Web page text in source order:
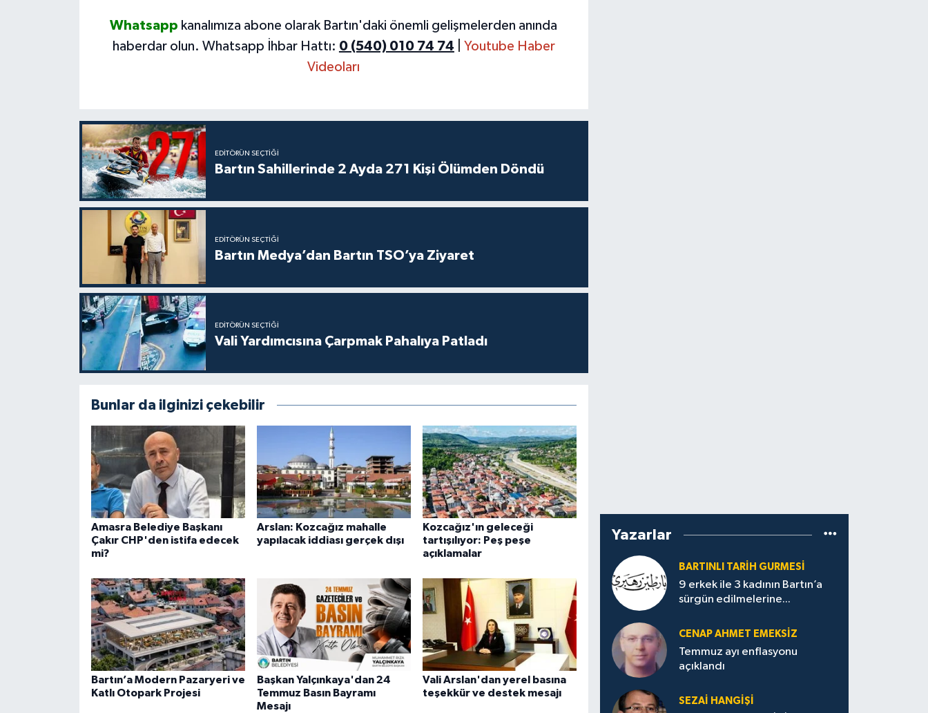
Whatsapp kanalımıza abone olarak Bartın'daki önemli gelişmelerden anında
haberdar olun. Whatsapp İhbar Hattı: 0 (540) 010 74 74
Youtube Haber
Videoları
EDITÖRÜN SEÇTIĞI
Bartın Sahillerinde 2 Ayda 271 Kişi Ölümden Döndü
EDITÖRÜN SEÇTIĞI
Bartın Medya’dan Bartın TSO’ya Ziyaret
EDITÖRÜN SEÇTIĞI
Vali Yardımcısına Çarpmak Pahalıya Patladı
Bunlar da ilginizi çekebilir
Amasra Belediye Başkanı
Çakır CHP'den istifa edecek
mi?
Arslan: Kozcağız mahalle
yapılacak iddiası gerçek dışı
Kozcağız'ın geleceği
tartışılıyor: Peş peşe
açıklamalar
Bartın’a Modern Pazaryeri ve
Katlı Otopark Projesi
Başkan Yalçınkaya'dan 24
Temmuz Basın Bayramı
Mesajı
Vali Arslan'dan yerel basına
teşekkür ve destek mesajı
Yazarlar
BARTINLI TARIH GURMESI
9 erkek ile 3 kadının Bartın’a
sürgün edilmelerine...
CENAP AHMET EMEKSİZ
Temmuz ayı enflasyonu
açıklandı
SEZAI HANGİŞİ